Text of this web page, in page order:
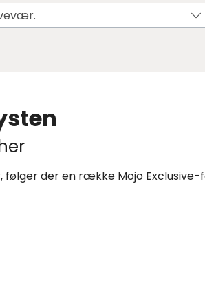
følger der en række Mojo